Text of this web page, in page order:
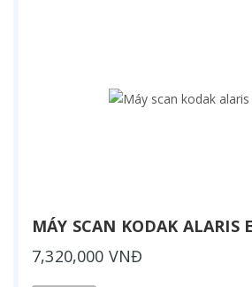
MÁY SCAN KODAK ALARIS
7,320,000 VNĐ